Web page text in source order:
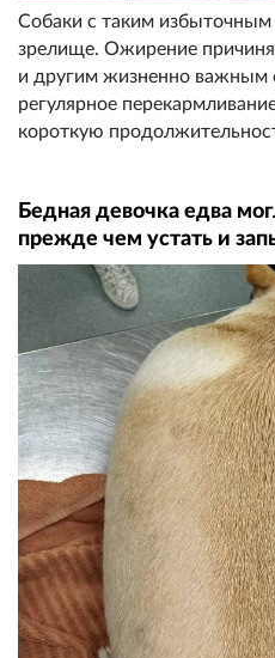
Собаки с таким
зрелище. Ожирение
и другим жизненно важным
регулярное
короткую
Бедная девочка едва
прежде чем устать и